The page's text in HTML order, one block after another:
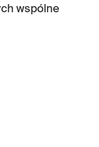
wspólne